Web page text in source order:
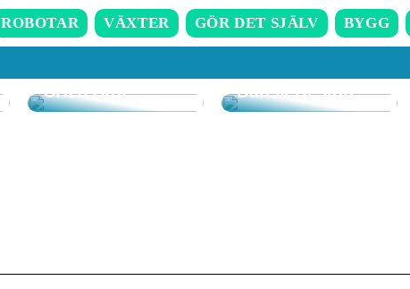
ROBOTAR VÄXTER GÖR DET SJÄLV BYGG
CH23 Stol
Dansk Design